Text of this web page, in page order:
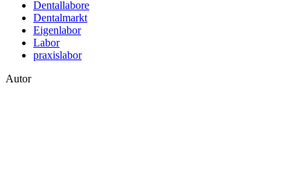
Dentallabore
Dentalmarkt
Eigenlabor
Labor
praxislabor
Autor